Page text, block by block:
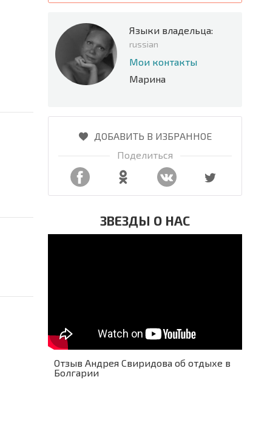
Языки владельца:
russian
Мои контакты
Марина
ДОБАВИТЬ В ИЗБРАННОЕ
Поделиться
ЗВЕЗДЫ О НАС
Отзыв Андрея Свиридова об отдыхе в
Болгарии